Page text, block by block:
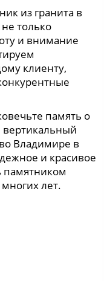
из гранита в
только
и внимание
клиенту,
память о
вертикальный
Владимире в
и красивое
памятником
лет.